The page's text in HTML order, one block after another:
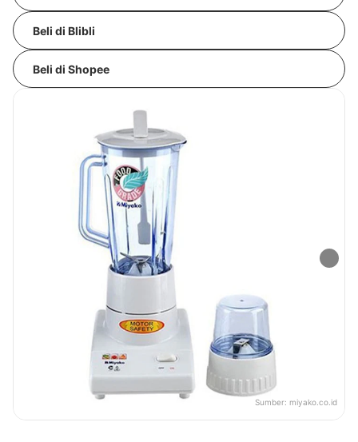
Beli di Blibli
Beli di Shopee
Sumber: miyako.co.id